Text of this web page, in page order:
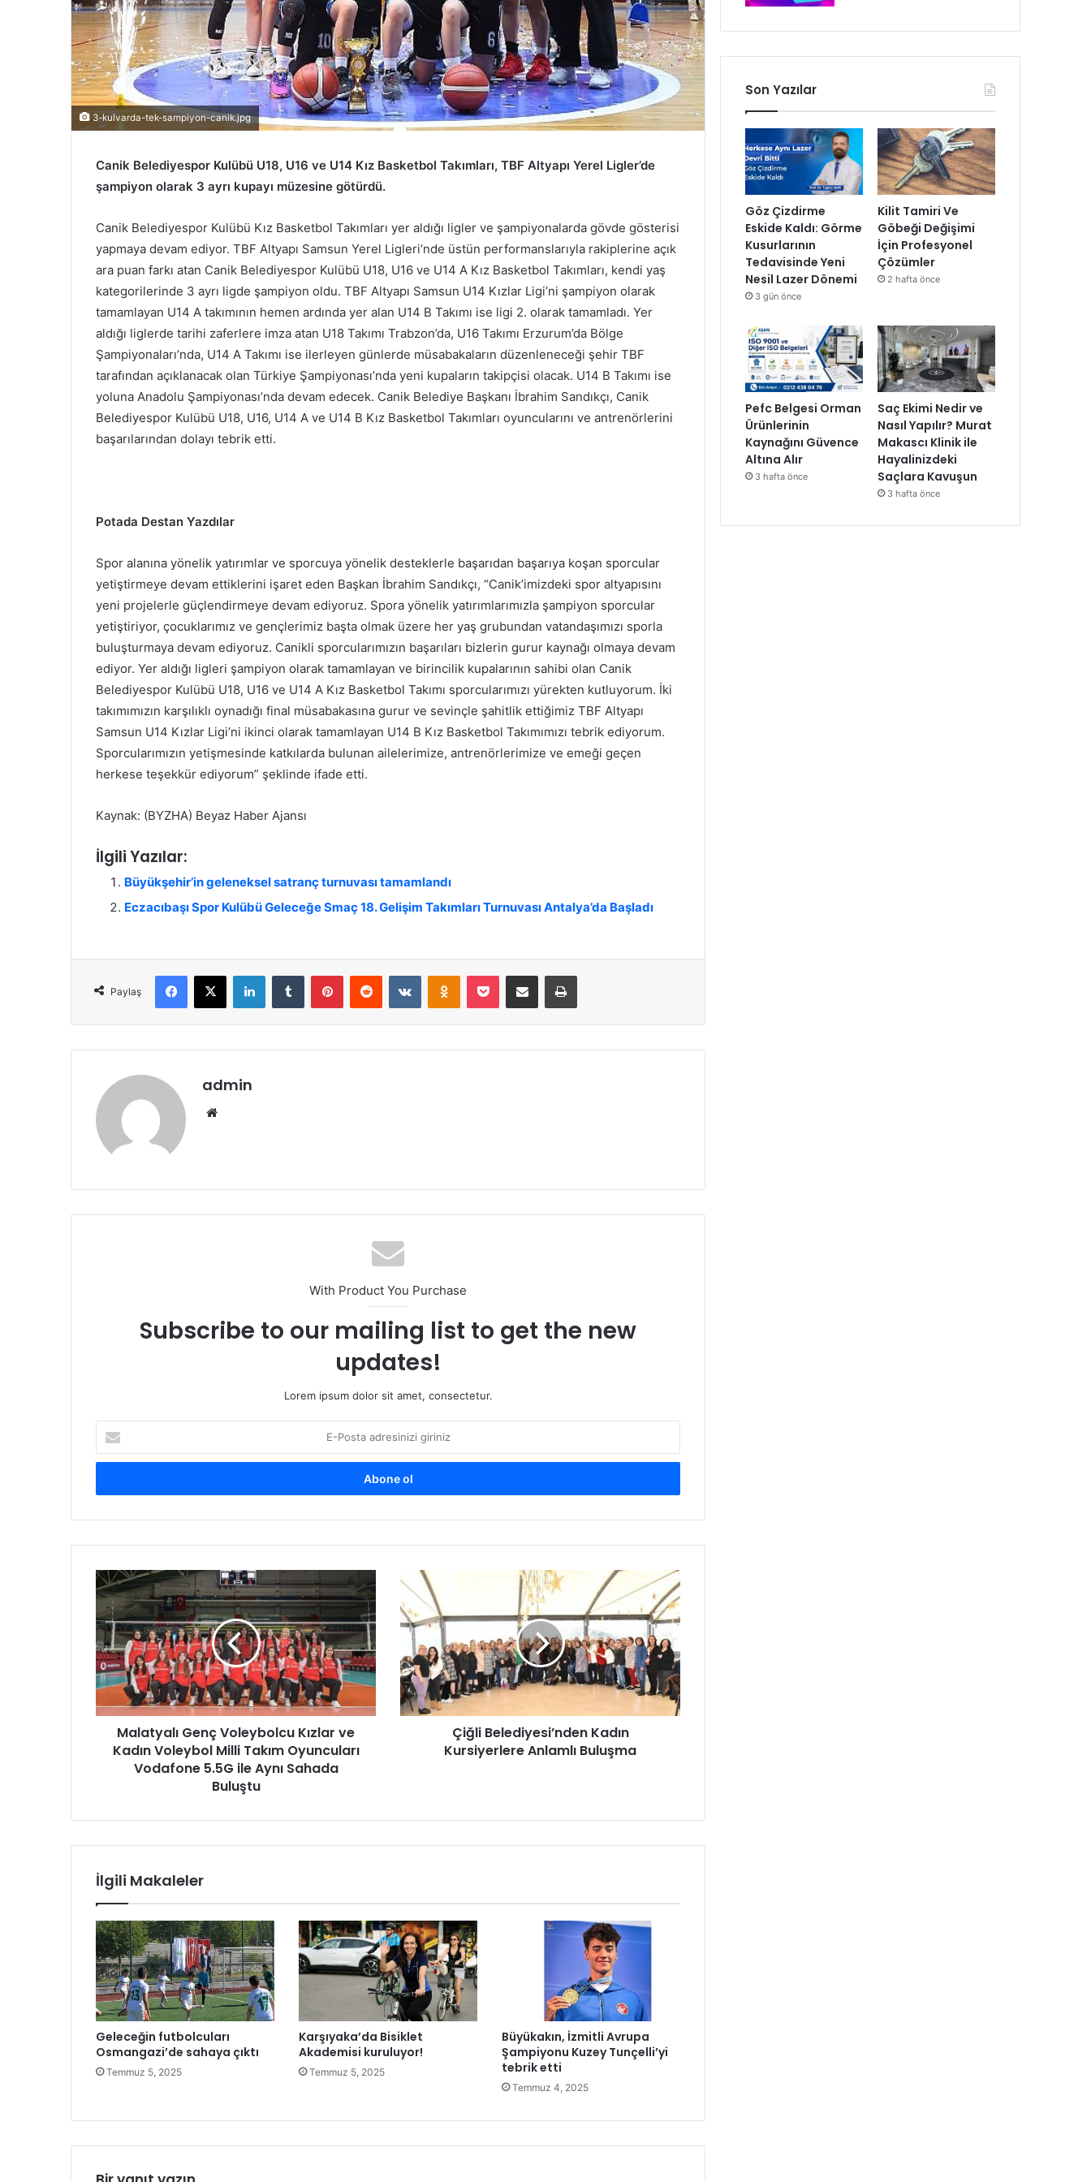
e
k
3-kulvarda-tek-sampiyon-canik.jpg
Canik Belediyespor Kulübü U18, U16 ve U14 Kız Basketbol Takımları, TBF Altyapı Yerel Ligler’de
şampiyon olarak 3 ayrı kupayı müzesine götürdü.
Canik Belediyespor Kulübü Kız Basketbol Takımları yer aldığı ligler ve şampiyonalarda gövde gösterisi
yapmaya devam ediyor. TBF Altyapı Samsun Yerel Ligleri’nde üstün performanslarıyla rakiplerine açık
ara puan farkı atan Canik Belediyespor Kulübü U18, U16 ve U14 A Kız Basketbol Takımları, kendi yaş
kategorilerinde 3 ayrı ligde şampiyon oldu. TBF Altyapı Samsun U14 Kızlar Ligi’ni şampiyon olarak
tamamlayan U14 A takımının hemen ardında yer alan U14 B Takımı ise ligi 2. olarak tamamladı. Yer
aldığı liglerde tarihi zaferlere imza atan U18 Takımı Trabzon’da, U16 Takımı Erzurum’da Bölge
Şampiyonaları’nda, U14 A Takımı ise ilerleyen günlerde müsabakaların düzenleneceği şehir TBF
tarafından açıklanacak olan Türkiye Şampiyonası’nda yeni kupaların takipçisi olacak. U14 B Takımı ise
yoluna Anadolu Şampiyonası’nda devam edecek. Canik Belediye Başkanı İbrahim Sandıkçı, Canik
Belediyespor Kulübü U18, U16, U14 A ve U14 B Kız Basketbol Takımları oyuncularını ve antrenörlerini
başarılarından dolayı tebrik etti.
Potada Destan Yazdılar
Spor alanına yönelik yatırımlar ve sporcuya yönelik desteklerle başarıdan başarıya koşan sporcular
yetiştirmeye devam ettiklerini işaret eden Başkan İbrahim Sandıkçı, “Canik’imizdeki spor altyapısını
yeni projelerle güçlendirmeye devam ediyoruz. Spora yönelik yatırımlarımızla şampiyon sporcular
yetiştiriyor, çocuklarımız ve gençlerimiz başta olmak üzere her yaş grubundan vatandaşımızı sporla
buluşturmaya devam ediyoruz. Canikli sporcularımızın başarıları bizlerin gurur kaynağı olmaya devam
ediyor. Yer aldığı ligleri şampiyon olarak tamamlayan ve birincilik kupalarının sahibi olan Canik
Belediyespor Kulübü U18, U16 ve U14 A Kız Basketbol Takımı sporcularımızı yürekten kutluyorum. İki
takımımızın karşılıklı oynadığı final müsabakasına gurur ve sevinçle şahitlik ettiğimiz TBF Altyapı
Samsun U14 Kızlar Ligi’ni ikinci olarak tamamlayan U14 B Kız Basketbol Takımımızı tebrik ediyorum.
Sporcularımızın yetişmesinde katkılarda bulunan ailelerimize, antrenörlerimize ve emeği geçen
herkese teşekkür ediyorum” şeklinde ifade etti.
Kaynak: (BYZHA) Beyaz Haber Ajansı
İlgili Yazılar:
Büyükşehir’in geleneksel satranç turnuvası tamamlandı
Eczacıbaşı Spor Kulübü Geleceğe Smaç 18. Gelişim Takımları Turnuvası Antalya’da Başladı
Paylaş
admin
With Product You Purchase
Subscribe to our mailing list to get the new
updates!
Lorem ipsum dolor sit amet, consectetur.
P
s
a
r
e
s
i
n
i
z
g
z
M
a
a
t
y
a
ı
b
o
l
c
u
K
ı
z
l
a
r
v
a
n
Malatyalı Genç Voleybolcu Kızlar ve
Kadın Voleybol Milli Takım Oyuncuları
Vodafone 5.5G ile Aynı Sahada
Buluştu
Ç
ğ
l
B
e
l
e
n
K
a
d
ı
n
K
u
r
s
r
Çiğli Belediyesi’nden Kadın
Kursiyerlere Anlamlı Buluşma
İlgili Makaleler
Geleceğin futbolcuları
Osmangazi’de sahaya çıktı
Temmuz 5, 2025
Karşıyaka’da Bisiklet
Akademisi kuruluyor!
Temmuz 5, 2025
Büyükakın, İzmitli Avrupa
Şampiyonu Kuzey Tunçelli’yi
tebrik etti
Temmuz 4, 2025
Son Yazılar
Göz Çizdirme
Eskide Kaldı: Görme
Kusurlarının
Tedavisinde Yeni
Nesil Lazer Dönemi
3 gün önce
Kilit Tamiri Ve
Göbeği Değişimi
İçin Profesyonel
Çözümler
2 hafta önce
Pefc Belgesi Orman
Ürünlerinin
Kaynağını Güvence
Altına Alır
3 hafta önce
Saç Ekimi Nedir ve
Nasıl Yapılır? Murat
Makascı Klinik ile
Hayalinizdeki
Saçlara Kavuşun
3 hafta önce